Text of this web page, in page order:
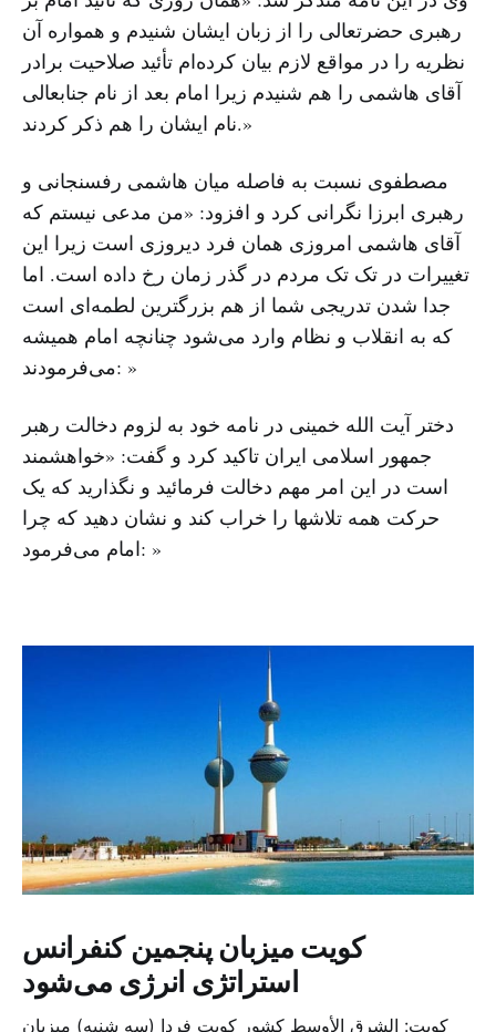
رهبری حضرتعالی را از زبان ایشان شنیدم و همواره آن
نظریه را در مواقع لازم بیان کرده‌ام تأئید صلاحیت برادر
آقای هاشمی را هم شنیدم زیرا امام بعد از نام جنابعالی
نام ایشان را هم ذکر کردند.»
مصطفوی نسبت به فاصله میان هاشمی رفسنجانی و
رهبری ابرزا نگرانی کرد و افزود: «من مدعی نیستم که
آقای هاشمی امروزی همان فرد دیروزی است زیرا این
تغییرات در تک تک مردم در گذر زمان رخ داده است. اما
جدا شدن تدریجی شما از هم بزرگترین لطمه‌ای است
که به انقلاب و نظام وارد می‌شود چنانچه امام همیشه
می‌فرمودند: »
دختر آیت الله خمینی در نامه خود به لزوم دخالت رهبر
جمهور اسلامی ایران تاکید کرد و گفت: «خواهشمند
است در این امر مهم دخالت فرمائید و نگذارید که یک
حرکت همه تلاشها را خراب کند و نشان دهید که چرا
امام می‌فرمود: »
کویت میزبان پنجمین کنفرانس
استراتژی انرژی می‌شود
کویت: الشرق الأوسط کشور کویت فردا (سه شنبه) میزبان